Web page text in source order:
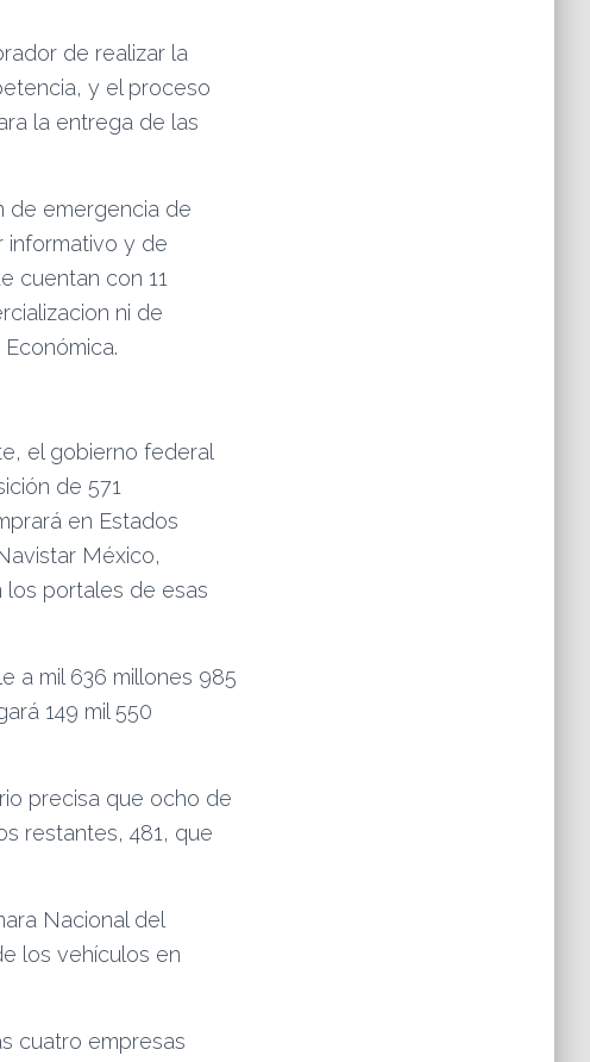
de realizar la
y el proceso
la entrega de las
de emergencia de
informativo y de
cuentan con 11
ni de
el gobierno federal
de 571
en Estados
México,
los portales de esas
a mil 636 millones 985
149 mil 550
precisa que ocho de
restantes, 481, que
Nacional del
los vehículos en
cuatro empresas